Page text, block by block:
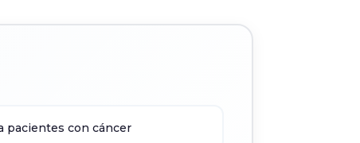
pacientes con cáncer